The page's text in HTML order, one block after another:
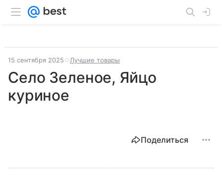
15 сентября 2025 Лучшие товары
Село Зеленое, Яйцо
куриное
Поделиться